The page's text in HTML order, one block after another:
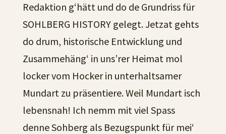
Redaktion g‘hätt und do de Grundriss für
SOHLBERG HISTORY gelegt. Jetzat gehts
do drum, historische Entwicklung und
Zusammehäng‘ in uns’rer Heimat mol
locker vom Hocker in unterhaltsamer
Mundart zu präsentiere. Weil Mundart isch
lebensnah! Ich nemm mit viel Spass
denne Sohberg als Bezugspunkt für mei‘